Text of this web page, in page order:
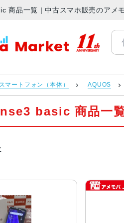
商品一覧 | 中古スマホ販売のアメ
スマートフォン（本体） AQUOS
basic 商品一